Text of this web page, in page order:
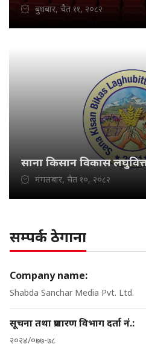
बुधबार, चैत ११, २०८२
साना किसान विकास
मंगलबार, चैत १०, २०८२
सम्पर्क ठेगाना
Company name:
Shabda Sanchar Media Pvt. Ltd.
सूचना तथा प्रशारण विभाग दर्ता नं.:
२०२४/०७७-७८